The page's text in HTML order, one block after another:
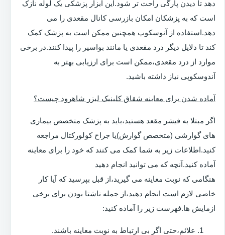
دهد تا دیدن پارگی راحت تر شود.این ابزار پزشکی یک لوله نازک
است که به پزشکان امکان بازرسی کانال مقعدی را می
دهد.استفاده از آنوسکوپ همچنین ممکن است به پزشک کمک
کند تا دلایل دیگر درد مقعدی یا مانند بواسیر را پیدا کنند.در برخی
موارد از درد مقعدی،ممکن است برای ارزیابی بهتر به
آندوسکوپی نیاز داشته باشید.
آماده شدن برای معاینه شقاق کلینیک لیزر شاهرود چیست؟
اگر مبتلا به فیشر مقعد هستید،باید به پزشک متخصص بیماری
های گوارشی (متخصص گوارش)یا جراح کولورکتال مراجعه
کنید.اطلاعات زیر به شما کمک می کنند که خود را برای معاینه
آماده کنید.آنچه که می توانید انجام دهید
هنگامی که نوبت معاینه می گیرید،از قبل بپرسید که آیا کار
خاصی لازم است انجام دهید،از جمله ناشتا بودن برای برخی
ازمایش ها.فهرست زیر را آماده کنید:
علائم،حتی اگر بی ارتباط به نوبت معاینه باشند.